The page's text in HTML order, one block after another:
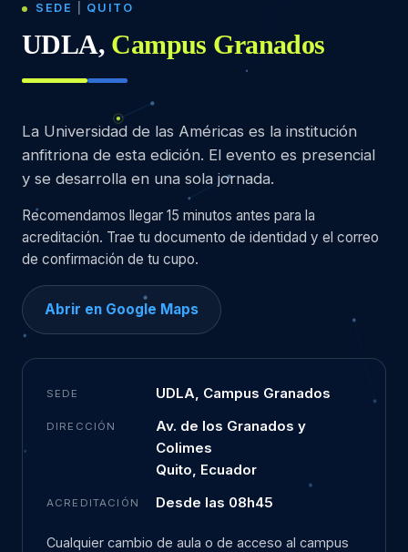
SEDE QUITO
UDLA, Campus Granados
La Universidad de las Américas es la institución
anfitriona de esta edición. El evento es presencial
y se desarrolla en una sola jornada.
Recomendamos llegar 15 minutos antes para la
acreditación. Trae tu documento de identidad y el correo
de confirmación de tu cupo.
Abrir en Google Maps
SEDE UDLA, Campus Granados
DIRECCIÓN
Av. de los Granados y
Colimes
Quito, Ecuador
ACREDITACIÓN Desde las 08h45
Cualquier cambio de aula o de acceso al campus